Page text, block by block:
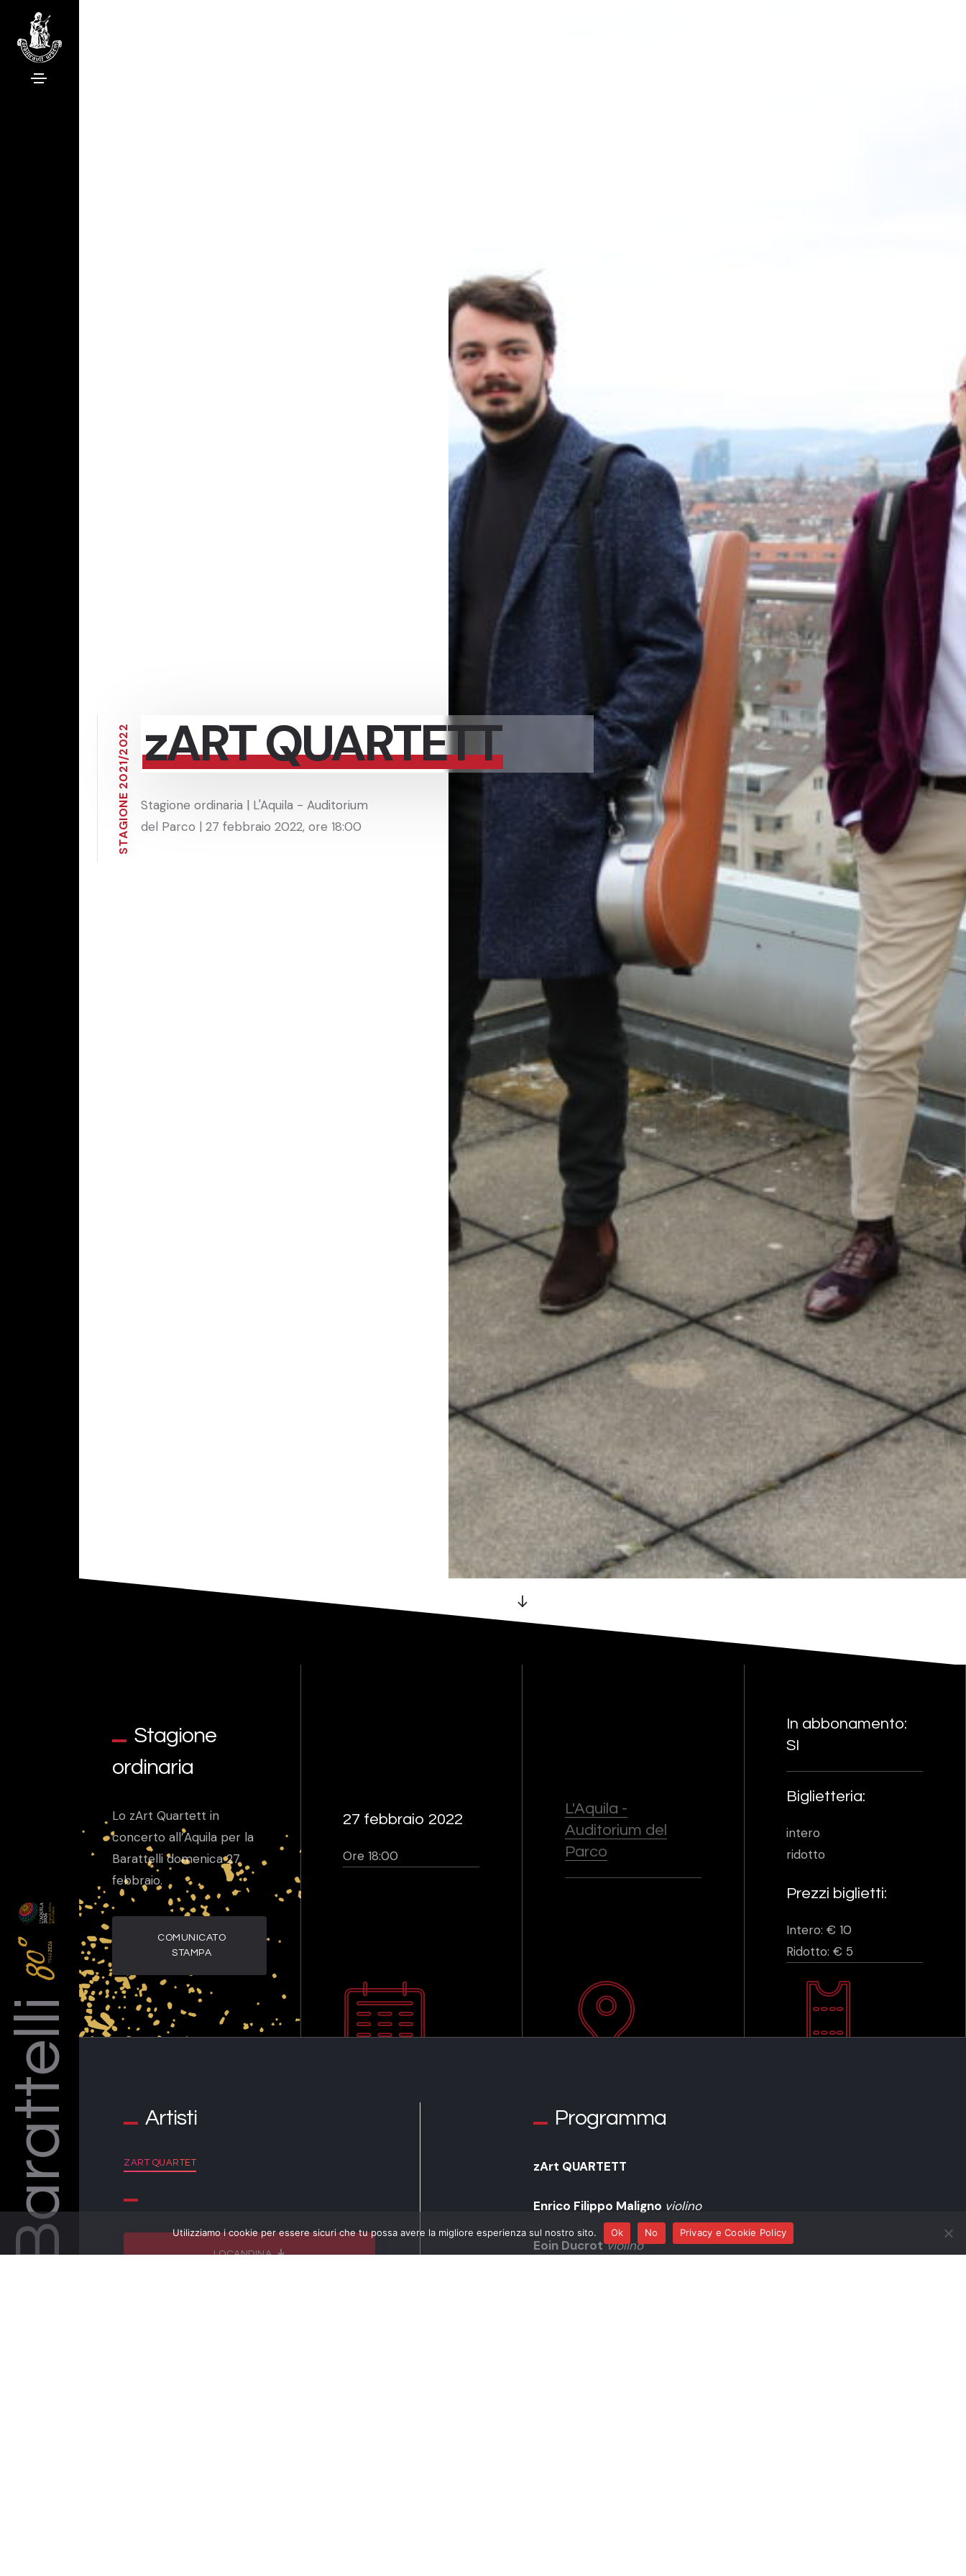
Barattelli
S
T
A
G
I
O
N
E
2
0
2
1
/
2
0
2
2 zART QUARTETT
Stagione ordinaria | L'Aquila - Auditorium
del Parco | 27 febbraio 2022, ore 18:00
Stagione
ordinaria
Lo zArt Quartett in
concerto all’Aquila per la
Barattelli domenica 27
febbraio.
COMUNICATO
STAMPA
27 febbraio 2022
Ore 18:00
L'Aquila -
Auditorium del
Parco
In abbonamento:
SI
Biglietteria:
intero
ridotto
Prezzi biglietti:
Intero: € 10
Ridotto: € 5
Artisti
ZART QUARTET
LOCANDINA
Programma
zArt QUARTETT
Enrico Filippo Maligno violino
Eoin Ducrot violino
Utilizziamo i cookie per essere sicuri che tu possa avere la migliore esperienza sul nostro sito. Ok No Privacy e Cookie Policy